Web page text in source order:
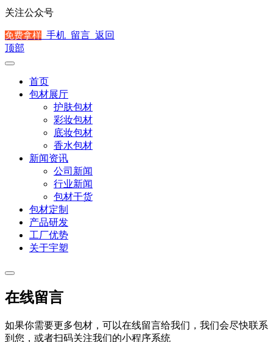
关注公众号
免费拿样 手机 留言 返回
顶部
首页
包材展厅
护肤包材
彩妆包材
底妆包材
香水包材
新闻资讯
公司新闻
行业新闻
包材干货
包材定制
产品研发
工厂优势
关于宇塑
在线留言
如果你需要更多包材，可以在线留言给我们，我们会尽快联系
到您，或者扫码关注我们的小程序系统